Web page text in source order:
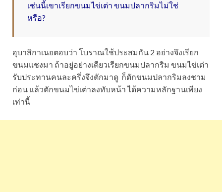
เช่นนี้เขาเรียกขนมไข่เต่า ขนมปลากริมไม่ใช่
หรือ?
อุบาสิกาเนยตอบว่า โบราณใช้ประสมกัน 2 อย่างจึงเรียก
ขนมแชงมา ถ้าอยู่อย่างเดียวเรียกขนมปลากริม ขนมไข่เต่า
รับประทานคนละครึ่งจึงตักมาดู ก็ตักขนมปลากริมลงชาม
ก่อน แล้วตักขนมไข่เต่าลงทับหน้า ได้ความหลักฐานเพียง
เท่านี้